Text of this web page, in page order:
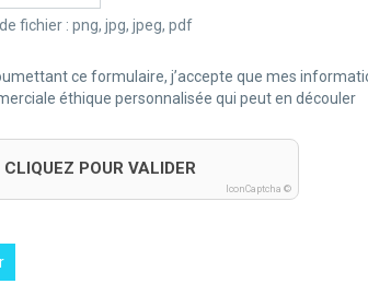
Formats de fichier : png, jpg, jpeg, pdf
ce formulaire, j’accepte que mes
éthique personnalisée qui peut en découler
CLIQUEZ POUR VALIDER
IconCaptcha ©